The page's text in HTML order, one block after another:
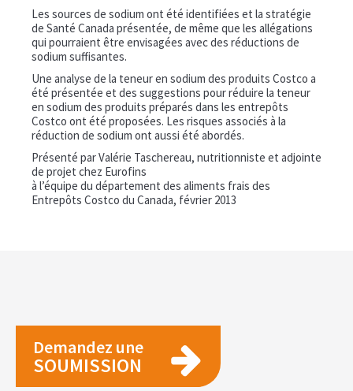
Les sources de sodium ont été identifiées et la stratégie
de Santé Canada présentée, de même que les allégations
qui pourraient être envisagées avec des réductions de
sodium suffisantes.
Une analyse de la teneur en sodium des produits Costco a
été présentée et des suggestions pour réduire la teneur
en sodium des produits préparés dans les entrepôts
Costco ont été proposées. Les risques associés à la
réduction de sodium ont aussi été abordés.
Présenté par Valérie Taschereau, nutritionniste et adjointe
de projet chez Eurofins
à l’équipe du département des aliments frais des
Entrepôts Costco du Canada, février 2013
Demandez une
SOUMISSION